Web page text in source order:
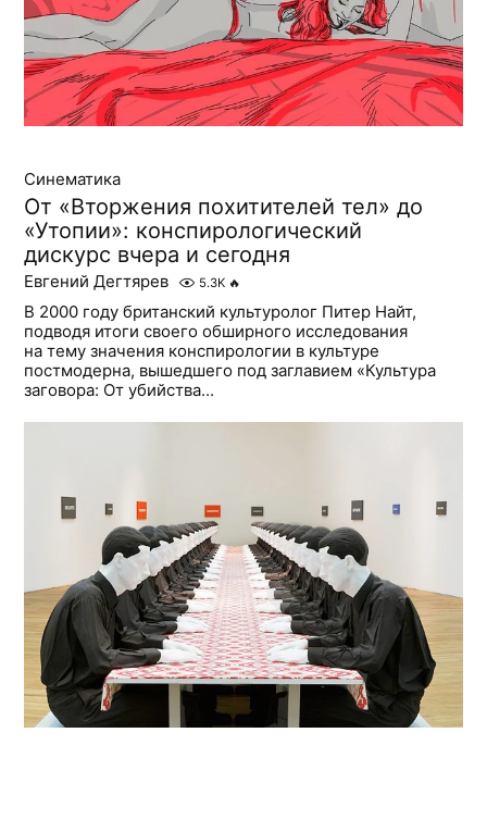
Синематика
От «Вторжения похитителей тел» до
«Утопии»: конспирологический
дискурс вчера и сегодня
Евгений Дегтярев 5.3K 🔥
В 2000 году британский культуролог Питер Найт,
подводя итоги своего обширного исследования
на тему значения конспирологии в культуре
постмодерна, вышедшего под заглавием «Культура
заговора: От убийства...